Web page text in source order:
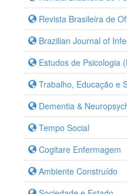
Revista Brasileira de
Brazilian Journal of
Estudos de Psicologia
Trabalho, Educação e
Dementia &
Tempo Social
Cogitare Enfermagem
Ambiente Construído